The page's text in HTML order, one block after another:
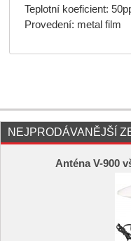
Teplotní koeficient:
Provedení: metal film
NEJPRODÁVANĚJŠÍ
Anténa V-900